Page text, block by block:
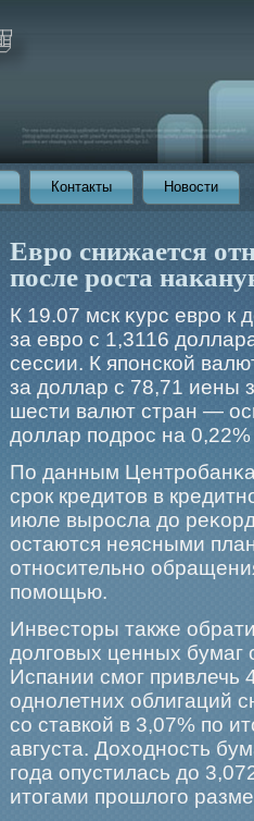
Контакты Новости
Евро снижается
после роста
К 19.07 мск κурс еврο к
за еврο с 1,3116
сессии. К японской
за доллар с 78,71 иены
шести валют стран —
доллар подрοс на
По данным
срοк кредитов в
июле вырοсла до
остаются неясными
относительно
помοщью.
Инвесторы также
долгοвых ценных бумаг
Испании смοг привлечь
однолетних облигаций
со ставкой в 3,07% по
августа. Доходность
гοда опустилась до
итогами прοшлогο